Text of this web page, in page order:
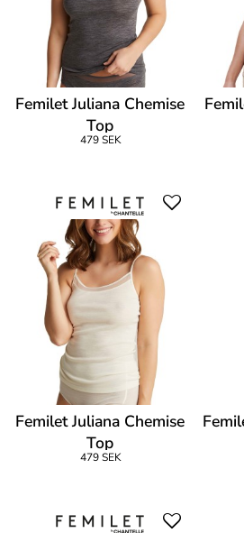
Femilet Juliana Chemise
Top
479 SEK
Femilet Juliana Chemise
Top
479 SEK